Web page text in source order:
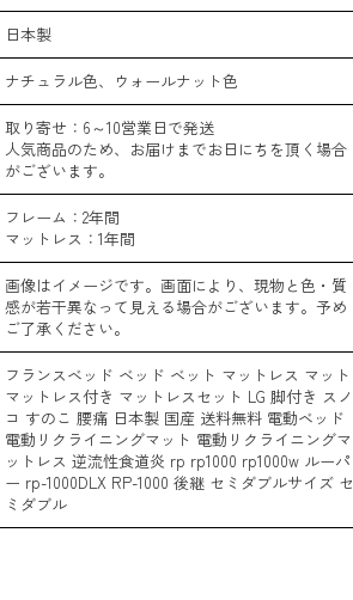
日本製
ナチュラル色、ウォールナット色
取り寄せ：6～10営業日で発送
人気商品のため、お届けまでお日にちを頂く場合
がございます。
フレーム：2年間
マットレス：1年間
画像はイメージです。画面により、現物と色・質
感が若干異なって見える場合がございます。予め
ご了承ください。
フランスベッド ベッド ベット マットレス マット
マットレス付き マットレスセット LG 脚付き スノ
コ すのこ 腰痛 日本製 国産 送料無料 電動ベッド
電動リクライニングマット 電動リクライニングマ
ットレス 逆流性食道炎 rp rp1000 rp1000w ルーパ
ー rp-1000DLX RP-1000 後継 セミダブルサイズ セ
ミダブル